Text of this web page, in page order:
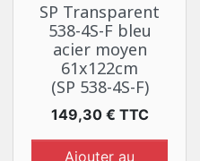
SP Transparent
538-4S-F bleu
acier moyen
61x122cm
(SP 538-4S-F)
Prix
149,30 € TTC
Ajouter au